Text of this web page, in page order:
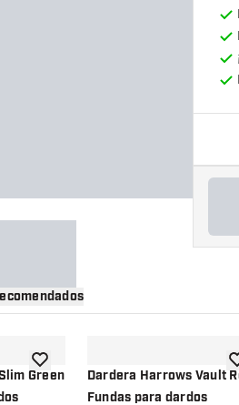
Green
añadir a la lista de deseos
Dardera Harrows Vault
Fundas para dardos